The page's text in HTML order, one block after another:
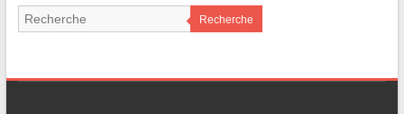
Recherche